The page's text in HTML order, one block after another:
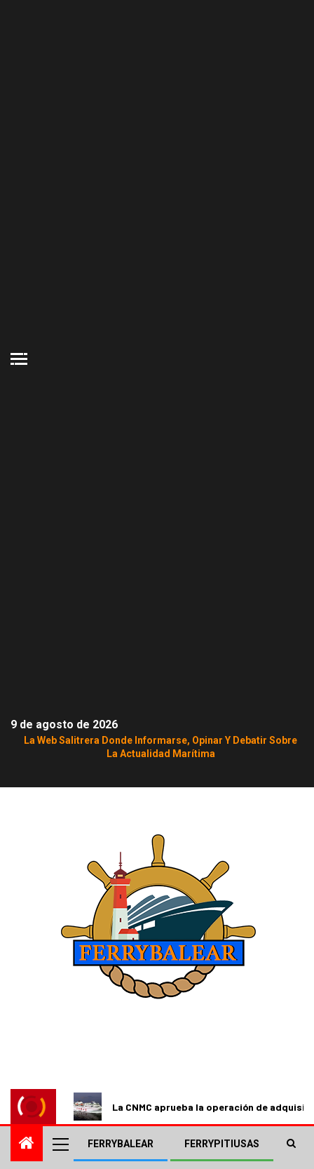
9 de agosto de 2026
La Web Salitrera Donde Informarse, Opinar Y Debatir Sobre
La Actualidad Marítima
La CNMC aprueba la operación de
FERRYBALEAR FERRYPITIUSAS